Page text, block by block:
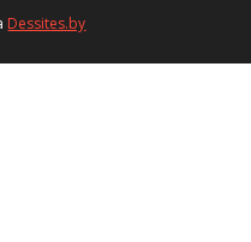
Dessites.by